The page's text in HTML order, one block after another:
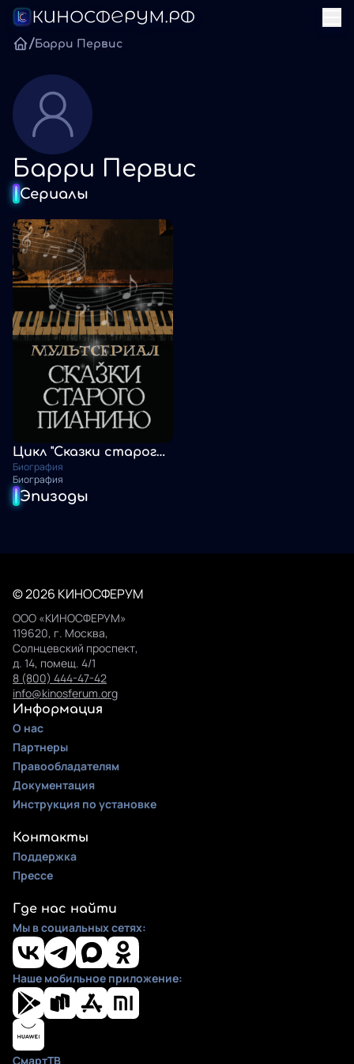
/Барри Первис
Барри Первис
Сериалы
Цикл "Сказки старого пианино"
Биография
Биография
Эпизоды
© 2026 КИНОСФЕРУМ
ООО «КИНОСФЕРУМ»
119620, г. Москва,
Солнцевский проспект,
д. 14, помещ. 4/1
8 (800) 444-47-42
info@kinosferum.org
Информация
О нас
Партнеры
Правообладателям
Документация
Инструкция по установке
Контакты
Поддержка
Прессе
Где нас найти
Мы в социальных сетях:
Наше мобильное приложение:
СмартТВ